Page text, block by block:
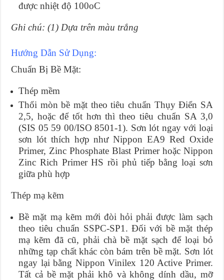
được nhiệt độ 100oC
Ghi chú: (1) Dựa trên màu trắng
Hướng Dẫn Sử Dụng:
Chuẩn Bị Bề Mặt:
Thép mềm
Thổi mòn bề mặt theo tiêu chuẩn Thụy Điển SA
2,5, hoặc để tốt hơn thì theo tiêu chuẩn SA 3,0
(SIS 05 59 00/ISO 8501-1). Sơn lót ngay với loại
sơn lót thích hợp như Nippon EA9 Red Oxide
Primer, Zinc Phosphate Blast Primer hoặc Nippon
Zinc Rich Primer HS rồi phủ tiếp bằng loại sơn
giữa phù hợp
Thép mạ kẽm
Bề mặt mạ kẽm mới đòi hỏi phải được làm sạch
theo tiêu chuẩn SSPC-SP1. Đối với bề mặt thép
mạ kẽm đã cũ, phải chà bề mặt sạch để loại bỏ
những tạp chất khác còn bám trên bề mặt. Sơn lót
ngay lại bằng Nippon Vinilex 120 Active Primer.
Tất cả bề mặt phải khô và không dính dầu, mỡ